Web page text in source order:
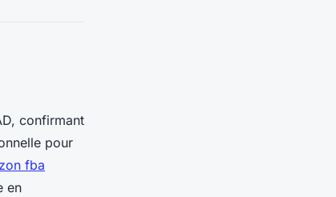
confirmant
pour
fba
en